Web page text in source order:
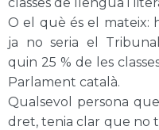
O el què és el mateix:
ja no seria el
quin 25 % de les
Parlament català.
Qualsevol persona
dret, tenia clar que no